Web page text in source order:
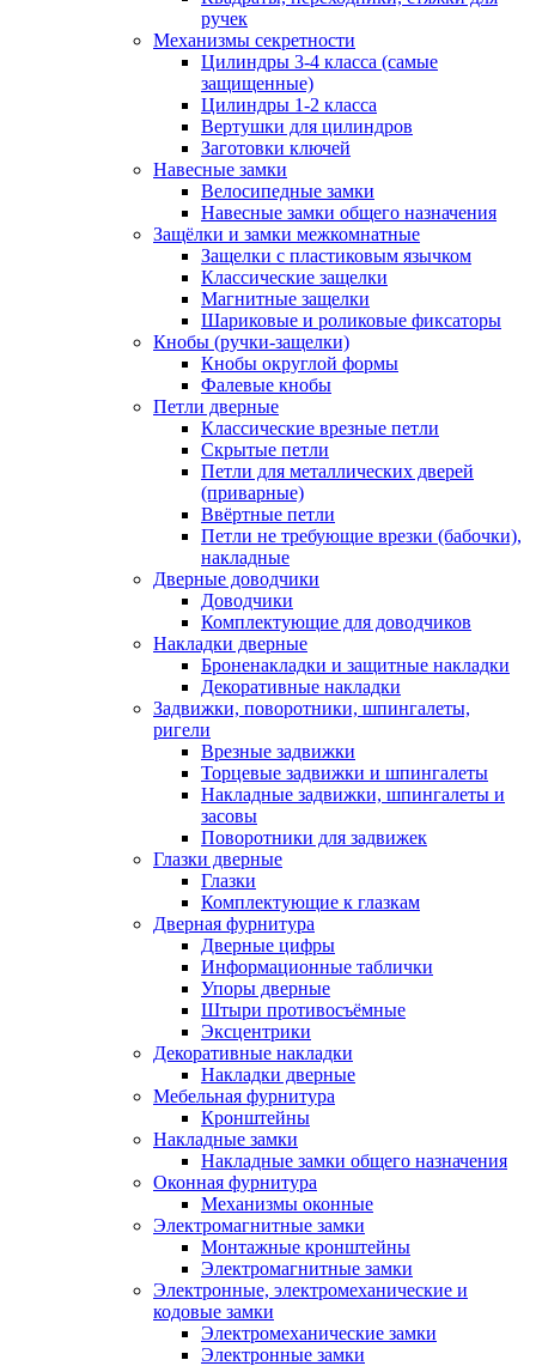
ручек
Механизмы секретности
Цилиндры 3-4 класса (самые
защищенные)
Цилиндры 1-2 класса
Вертушки для цилиндров
Заготовки ключей
Навесные замки
Велосипедные замки
Навесные замки общего назначения
Защёлки и замки межкомнатные
Защелки с пластиковым язычком
Классические защелки
Магнитные защелки
Шариковые и роликовые фиксаторы
Кнобы (ручки-защелки)
Кнобы округлой формы
Фалевые кнобы
Петли дверные
Классические врезные петли
Скрытые петли
Петли для металлических дверей
(приварные)
Ввёртные петли
Петли не требующие врезки (бабочки),
накладные
Дверные доводчики
Доводчики
Комплектующие для доводчиков
Накладки дверные
Броненакладки и защитные накладки
Декоративные накладки
Задвижки, поворотники, шпингалеты,
ригели
Врезные задвижки
Торцевые задвижки и шпингалеты
Накладные задвижки, шпингалеты и
засовы
Поворотники для задвижек
Глазки дверные
Глазки
Комплектующие к глазкам
Дверная фурнитура
Дверные цифры
Информационные таблички
Упоры дверные
Штыри противосъёмные
Эксцентрики
Декоративные накладки
Накладки дверные
Мебельная фурнитура
Кронштейны
Накладные замки
Накладные замки общего назначения
Оконная фурнитура
Механизмы оконные
Электромагнитные замки
Монтажные кронштейны
Электромагнитные замки
Электронные, электромеханические и
кодовые замки
Электромеханические замки
Электронные замки